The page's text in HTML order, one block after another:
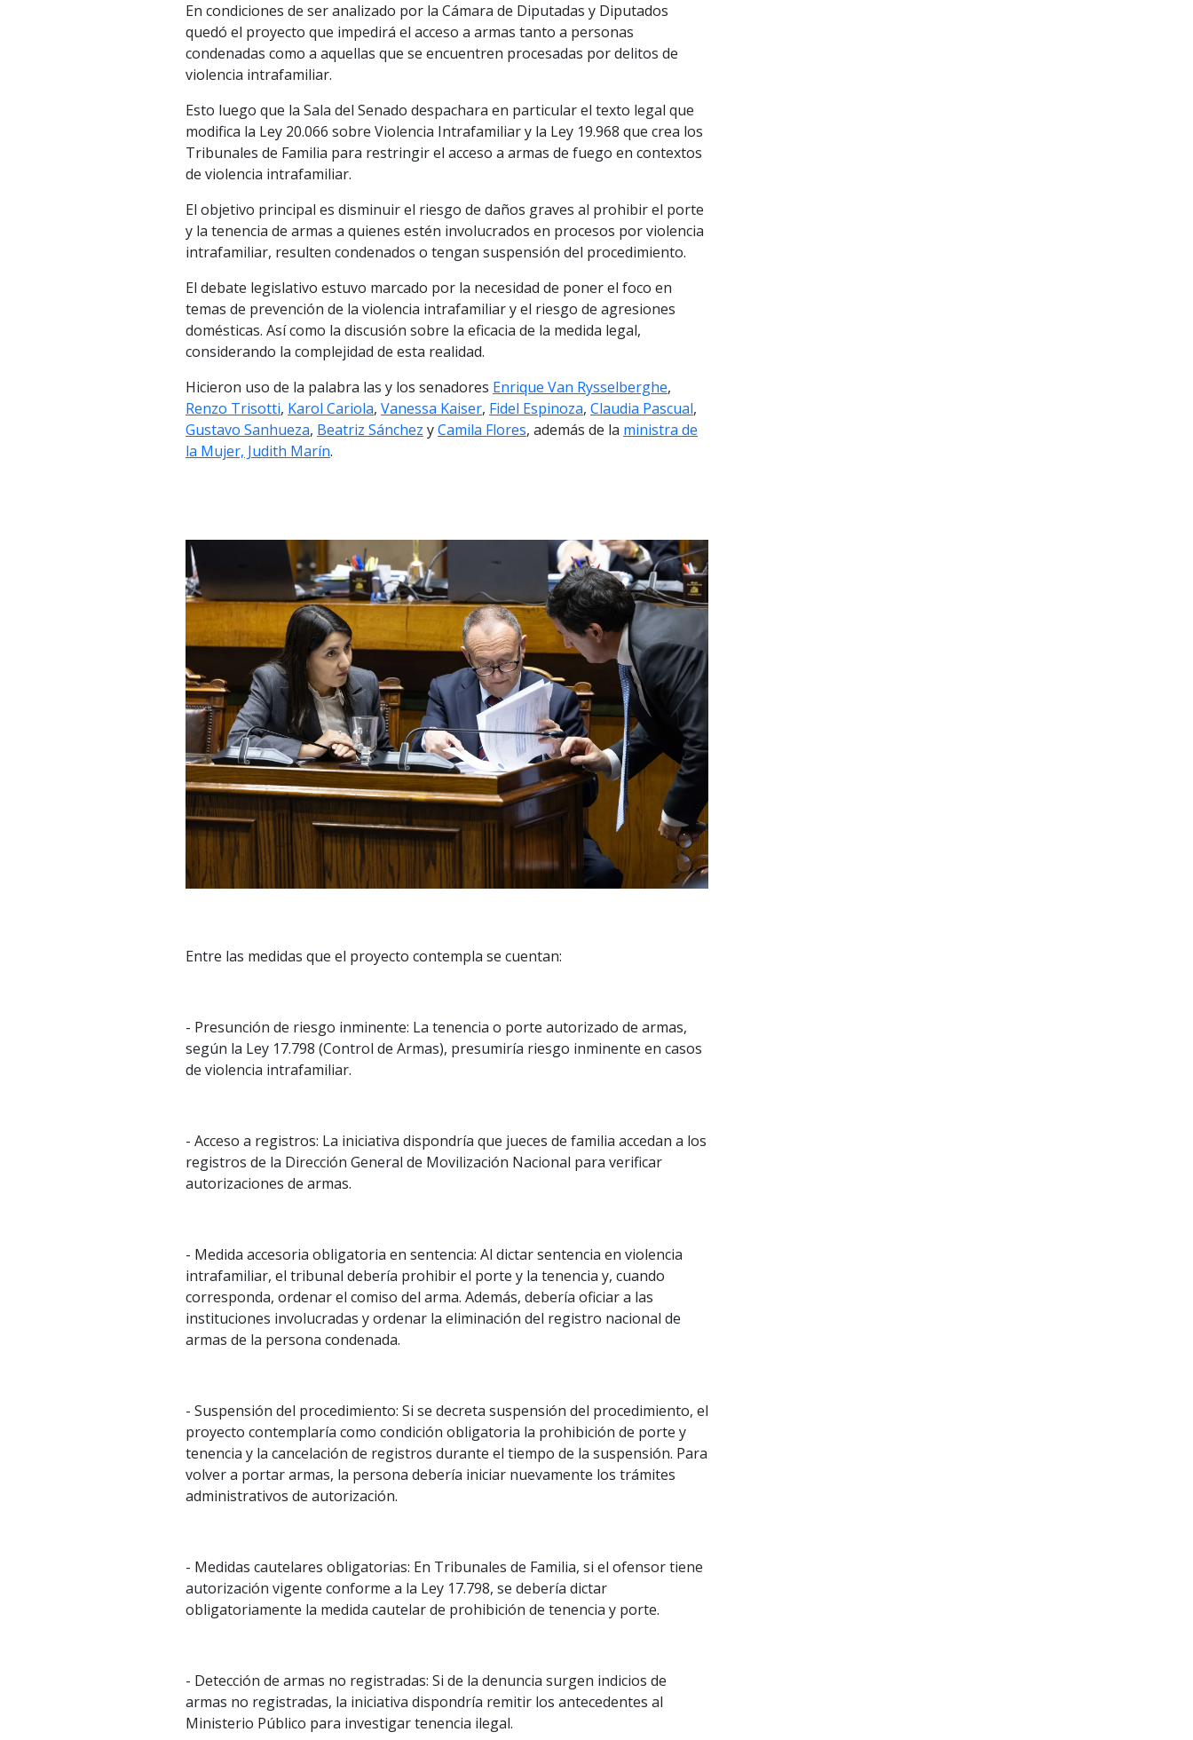
En condiciones de ser analizado por la Cámara de Diputadas y Diputados
quedó el proyecto que impedirá el acceso a armas tanto a personas
condenadas como a aquellas que se encuentren procesadas por delitos de
violencia intrafamiliar.
Esto luego que la Sala del Senado despachara en particular el texto legal que
modifica la Ley 20.066 sobre Violencia Intrafamiliar y la Ley 19.968 que crea los
Tribunales de Familia para restringir el acceso a armas de fuego en contextos
de violencia intrafamiliar.
El objetivo principal es disminuir el riesgo de daños graves al prohibir el porte
y la tenencia de armas a quienes estén involucrados en procesos por violencia
intrafamiliar, resulten condenados o tengan suspensión del procedimiento.
El debate legislativo estuvo marcado por la necesidad de poner el foco en
temas de prevención de la violencia intrafamiliar y el riesgo de agresiones
domésticas. Así como la discusión sobre la eficacia de la medida legal,
considerando la complejidad de esta realidad.
Hicieron uso de la palabra las y los senadores Enrique Van Rysselberghe,
Renzo Trisotti, Karol Cariola, Vanessa Kaiser, Fidel Espinoza, Claudia Pascual,
Gustavo Sanhueza, Beatriz Sánchez yCamila Flores, además de la ministra de
la Mujer, Judith Marín.
Entre las medidas que el proyecto contempla se cuentan:
- Presunción de riesgo inminente: La tenencia o porte autorizado de armas,
según la Ley 17.798 (Control de Armas), presumiría riesgo inminente en casos
de violencia intrafamiliar.
- Acceso a registros: La iniciativa dispondría que jueces de familia accedan a los
registros de la Dirección General de Movilización Nacional para verificar
autorizaciones de armas.
- Medida accesoria obligatoria en sentencia: Al dictar sentencia en violencia
intrafamiliar, el tribunal debería prohibir el porte y la tenencia y, cuando
corresponda, ordenar el comiso del arma. Además, debería oficiar a las
instituciones involucradas y ordenar la eliminación del registro nacional de
armas de la persona condenada.
- Suspensión del procedimiento: Si se decreta suspensión del procedimiento, el
proyecto contemplaría como condición obligatoria la prohibición de porte y
tenencia y la cancelación de registros durante el tiempo de la suspensión. Para
volver a portar armas, la persona debería iniciar nuevamente los trámites
administrativos de autorización.
- Medidas cautelares obligatorias: En Tribunales de Familia, si el ofensor tiene
autorización vigente conforme a la Ley 17.798, se debería dictar
obligatoriamente la medida cautelar de prohibición de tenencia y porte.
- Detección de armas no registradas: Si de la denuncia surgen indicios de
armas no registradas, la iniciativa dispondría remitir los antecedentes al
Ministerio Público para investigar tenencia ilegal.